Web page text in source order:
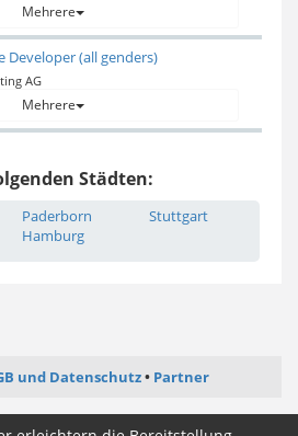
Mehrere
Developer (all genders)
AG
Mehrere
Städten:
Paderborn
Hamburg
Stuttgart
und Datenschutz Partner
jobs.de webentwickler-jobs.de